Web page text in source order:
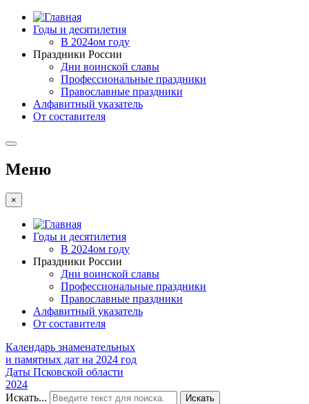
Годы и десятилетия
В 2024ом году
Праздники России
Дни воинской славы
Профессиональные праздники
Православные праздники
Алфавитный указатель
От составителя
Меню
×
Годы и десятилетия
В 2024ом году
Праздники России
Дни воинской славы
Профессиональные праздники
Православные праздники
Алфавитный указатель
От составителя
Календарь знаменательных
и памятных дат на 2024 год
Даты Псковской области
2024
Искать...
Искать